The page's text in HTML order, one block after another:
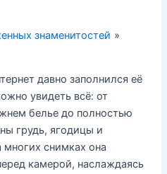
знаменитостей
давно заполнился её
увидеть всё: от
белье до полностью
грудь, ягодицы и
снимках она
камерой, наслаждаясь